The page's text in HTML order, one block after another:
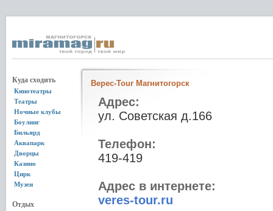
Куда сходить
Кинотеатры
Театры
Ночные клубы
Боулинг
Бильярд
Аквапарк
Дворцы
Казино
Цирк
Музеи
Отдых
Верес-Tour Магнитогорск
Адрес:
ул. Советская д.166
Телефон:
419-419
Адрес в интернете:
veres-tour.ru